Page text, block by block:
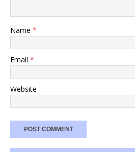
Name *
Email *
Website